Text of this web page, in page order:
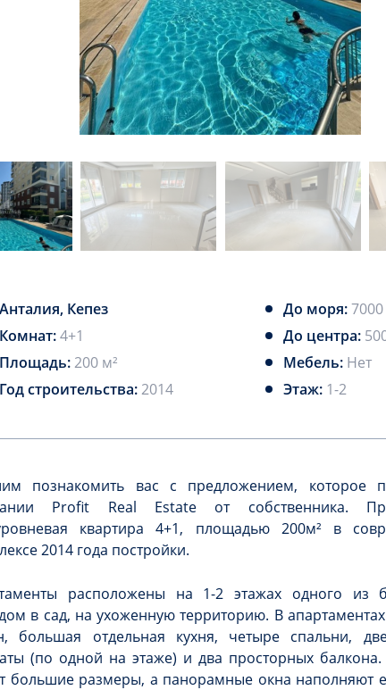
Анталия, Кепез До моря:
Комнат:4+1 До центра:
Площадь:200 м² Мебель: Нет
Год строительства:2014 Этаж: 1-2
познакомить вас с предложением, которое
Profit Real Estate от собственника.
квартира 4+1, площадью 200м² в
2014 года постройки.
расположены на 1-2 этажах одного из
в сад, на ухоженную территорию. В
большая отдельная кухня, четыре спальни,
(по одной на этаже) и два просторных балкона.
большие размеры, а панорамные окна наполняют